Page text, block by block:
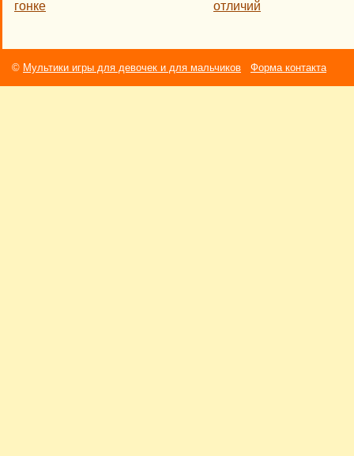
гонке
отличий
© Мультики игры для девочек и для мальчиков Форма контакта